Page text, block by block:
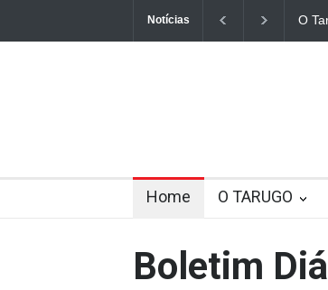
Notícias O
Home O TARUGO
Boletim